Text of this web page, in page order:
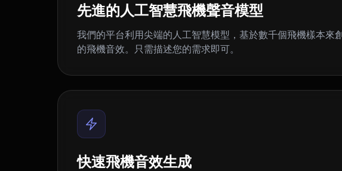
先進的人工智慧飛機聲音模型
我們的平台利用尖端的人工智慧模型，基於數千個飛機樣本來
的飛機音效。只需描述您的需求即可。
快速飛機音效生成